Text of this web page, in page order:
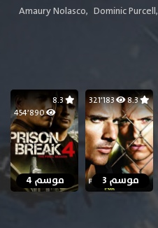
Amaury Nolasco, Dominic Purcell,
8.3 321٬183
موسم 3
8.3
454٬890
موسم 4